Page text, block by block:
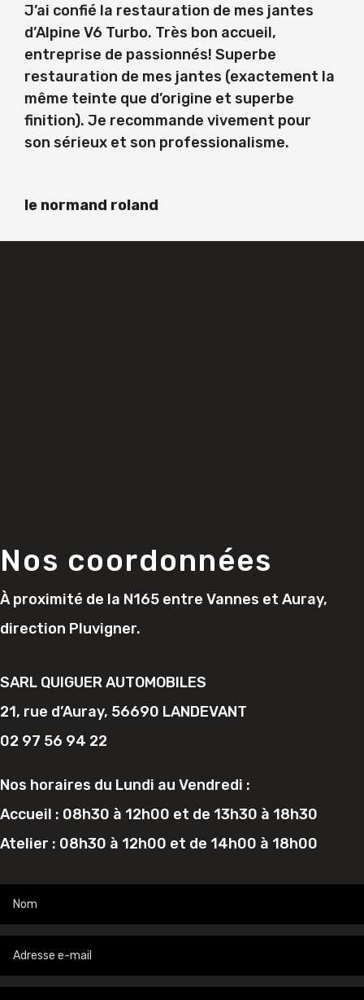
J’ai confié la restauration de mes jantes
d’Alpine V6 Turbo. Très bon accueil,
entreprise de passionnés! Superbe
restauration de mes jantes (exactement la
même teinte que d’origine et superbe
finition). Je recommande vivement pour
son sérieux et son professionalisme.
le normand roland
Nos coordonnées
À proximité de la N165 entre Vannes et Auray,
direction Pluvigner.
SARL QUIGUER AUTOMOBILES
21, rue d’Auray, 56690 LANDEVANT
02 97 56 94 22
Nos horaires du Lundi au Vendredi :
Accueil : 08h30 à 12h00 et de 13h30 à 18h30
Atelier : 08h30 à 12h00 et de 14h00 à 18h00